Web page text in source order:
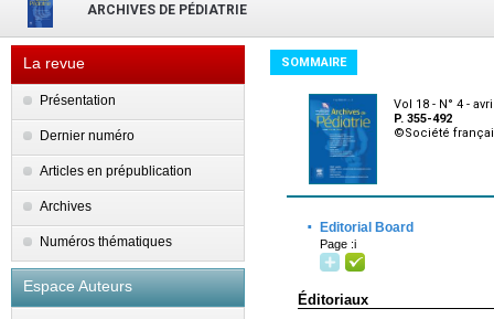
ARCHIVES DE PÉDIATRIE
La revue
Présentation
Dernier numéro
Articles en prépublication
Archives
Numéros thématiques
Espace Auteurs
SOMMAIRE
Vol 18 - N° 4 -
P. 355-492
©Société
· Editorial Board
Page :i
Éditoriaux